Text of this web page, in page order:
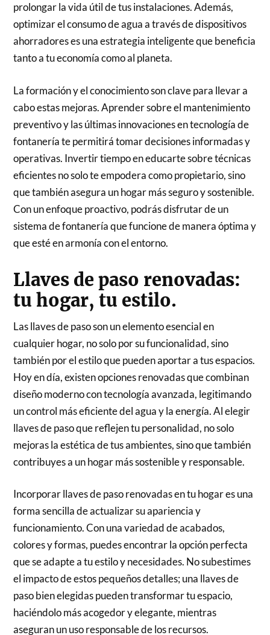
prolongar la vida útil de tus instalaciones. Además,
optimizar el consumo de agua a través de dispositivos
ahorradores es una estrategia inteligente que beneficia
tanto a tu economía como al planeta.
La formación y el conocimiento son clave para llevar a
cabo estas mejoras. Aprender sobre el mantenimiento
preventivo y las últimas innovaciones en tecnología de
fontanería te permitirá tomar decisiones informadas y
operativas. Invertir tiempo en educarte sobre técnicas
eficientes no solo te empodera como propietario, sino
que también asegura un hogar más seguro y sostenible.
Con un enfoque proactivo, podrás disfrutar de un
sistema de fontanería que funcione de manera óptima y
que esté en armonía con el entorno.
Llaves de paso renovadas:
tu hogar, tu estilo.
Las llaves de paso son un elemento esencial en
cualquier hogar, no solo por su funcionalidad, sino
también por el estilo que pueden aportar a tus espacios.
Hoy en día, existen opciones renovadas que combinan
diseño moderno con tecnología avanzada, legitimando
un control más eficiente del agua y la energía. Al elegir
llaves de paso que reflejen tu personalidad, no solo
mejoras la estética de tus ambientes, sino que también
contribuyes a un hogar más sostenible y responsable.
Incorporar llaves de paso renovadas en tu hogar es una
forma sencilla de actualizar su apariencia y
funcionamiento. Con una variedad de acabados,
colores y formas, puedes encontrar la opción perfecta
que se adapte a tu estilo y necesidades. No subestimes
el impacto de estos pequeños detalles; una llaves de
paso bien elegidas pueden transformar tu espacio,
haciéndolo más acogedor y elegante, mientras
aseguran un uso responsable de los recursos.